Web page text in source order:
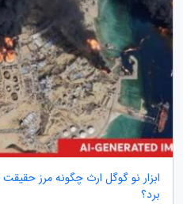
ابزار نو گوگل ارث چگونه مرز
برد؟